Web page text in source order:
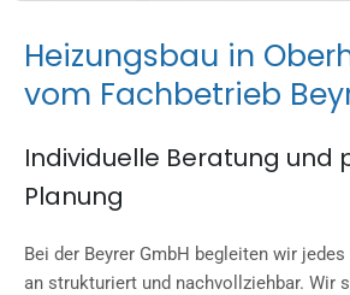
Heizungsbau in Ober
vom Fachbetrieb Bey
Individuelle Beratung und
Planung
Bei der Beyrer GmbH begleiten wir
an strukturiert und nachvollziehbar. Wir